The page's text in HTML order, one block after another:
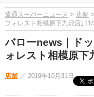
流通スーパーニュース > 店舗
フォレスト相模原下九沢店｣11/
バローnews｜ド
ォレスト相模原下
店舗 ／ 2019年10月31日